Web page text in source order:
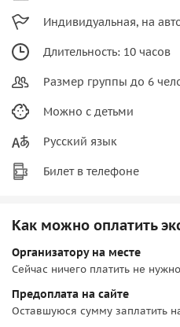
Индивидуальная, на
Длительность: 10 часов
Размер группы до 6
Можно с детьми
Русский язык
Билет в телефоне
Как можно оплатить
Организатору на месте
Сейчас ничего платить не нужно
Предоплата на сайте
Оставшуюся сумму заплатить